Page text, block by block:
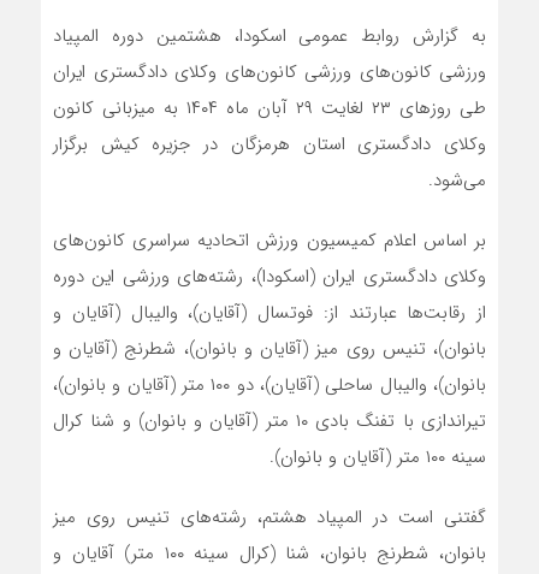
به گزارش روابط عمومی اسکودا، هشتمین دوره المپیاد
ورزشی کانون‌های ورزشی کانون‌های وکلای دادگستری ایران
طی روز‌های ۲۳ لغایت ۲۹ آبان ماه ۱۴۰۴ به میزبانی کانون
وکلای دادگستری استان هرمزگان در جزیره کیش برگزار
می‌شود.
بر اساس اعلام کمیسیون ورزش اتحادیه سراسری کانون‌های
وکلای دادگستری ایران (اسکودا)، رشته‌های ورزشی این دوره
از رقابت‌ها عبارتند از: فوتسال (آقایان)، والیبال (آقایان و
بانوان)، تنیس روی میز (آقایان و بانوان)، شطرنج (آقایان و
بانوان)، والیبال ساحلی (آقایان)، دو ۱۰۰ متر (آقایان و بانوان)،
تیراندازی با تفنگ بادی ۱۰ متر (آقایان و بانوان) و شنا کرال
سینه ۱۰۰ متر (آقایان و بانوان).
گفتنی است در المپیاد هشتم، رشته‌های تنیس روی میز
بانوان، شطرنج بانوان، شنا (کرال سینه ۱۰۰ متر) آقایان و